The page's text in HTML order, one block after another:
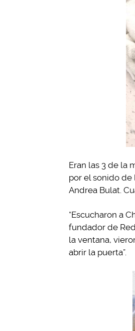
Eran las 3 de la
por el sonido de
Andrea Bulat.
“Escucharon a
fundador de
la ventana,
abrir la puerta”.